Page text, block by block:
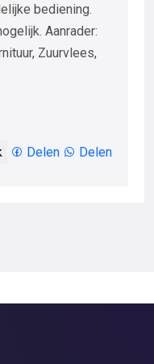
bediening.
Aanrader:
Zuurvlees,
Delen Delen